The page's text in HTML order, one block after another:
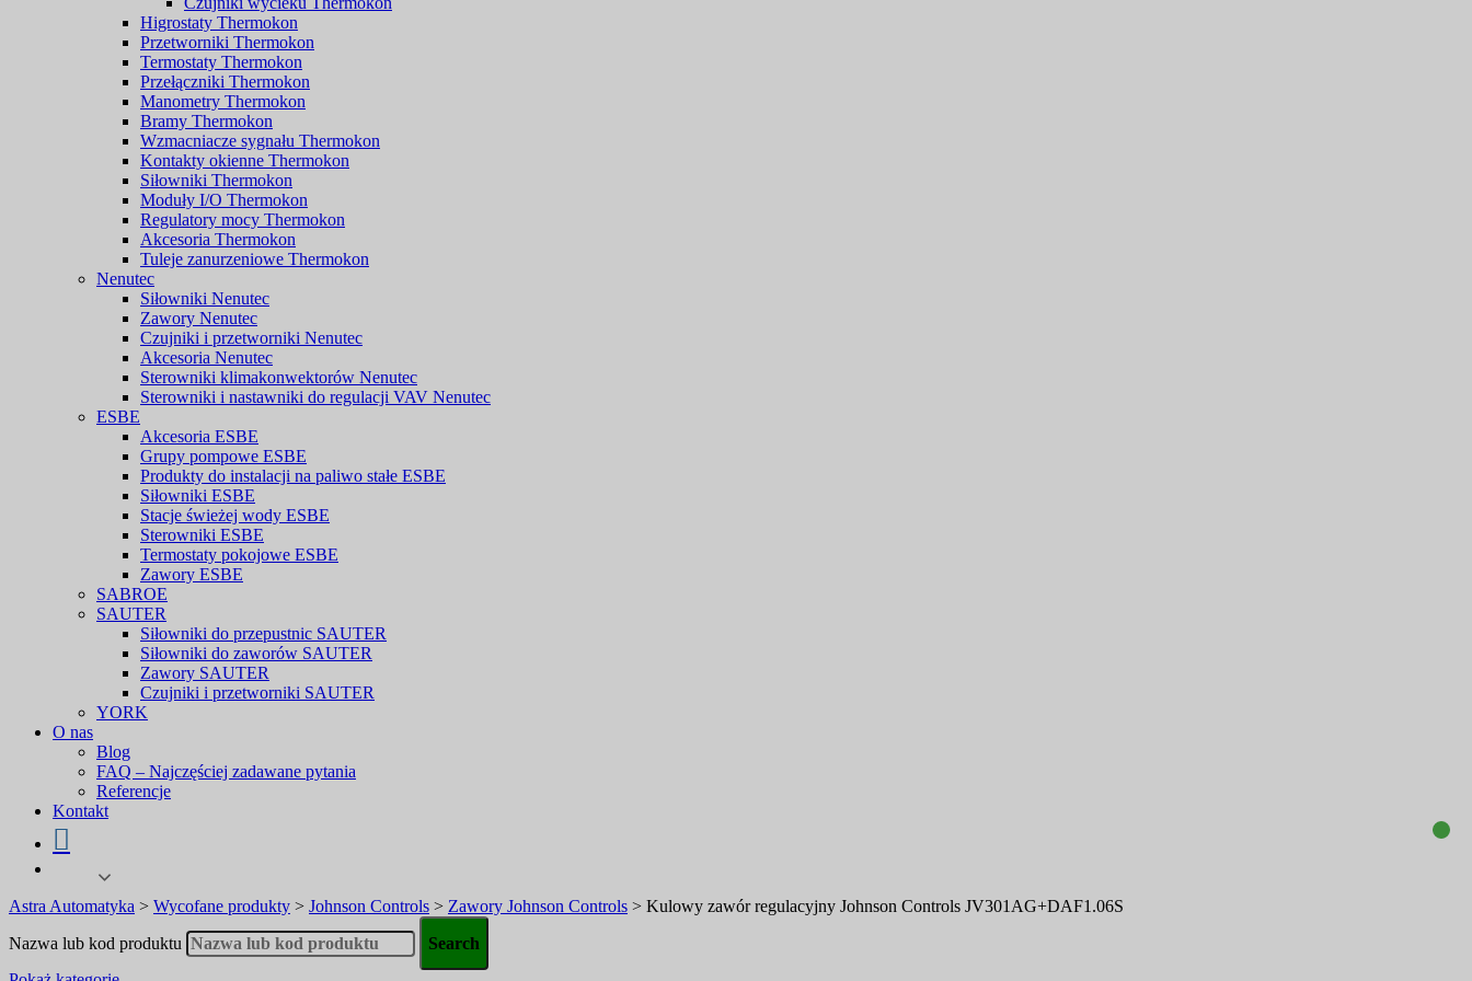
Higrostaty Thermokon
Przetworniki Thermokon
Termostaty Thermokon
Przełączniki Thermokon
Manometry Thermokon
Bramy Thermokon
Wzmacniacze sygnału Thermokon
Kontakty okienne Thermokon
Siłowniki Thermokon
Moduły I/O Thermokon
Regulatory mocy Thermokon
Akcesoria Thermokon
Tuleje zanurzeniowe Thermokon
Nenutec
Siłowniki Nenutec
Zawory Nenutec
Czujniki i przetworniki Nenutec
Akcesoria Nenutec
Sterowniki klimakonwektorów Nenutec
Sterowniki i nastawniki do regulacji VAV Nenutec
ESBE
Akcesoria ESBE
Grupy pompowe ESBE
Produkty do instalacji na paliwo stałe ESBE
Siłowniki ESBE
Stacje świeżej wody ESBE
Sterowniki ESBE
Termostaty pokojowe ESBE
Zawory ESBE
SABROE
SAUTER
Siłowniki do przepustnic SAUTER
Siłowniki do zaworów SAUTER
Zawory SAUTER
Czujniki i przetworniki SAUTER
YORK
O nas
Blog
FAQ – Najczęściej zadawane pytania
Referencje
Kontakt
Astra Automatyka > Wycofane produkty > Johnson Controls > Zawory Johnson Controls > Kulowy zawór regulacyjny Johnson Controls JV301AG+DAF1.06S
Nazwa lub kod produktu